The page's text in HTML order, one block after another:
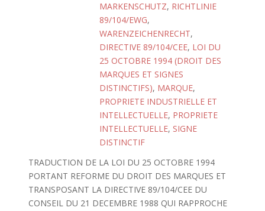
MARKENSCHUTZ, RICHTLINIE
89/104/EWG,
WARENZEICHENRECHT,
DIRECTIVE 89/104/CEE, LOI DU
25 OCTOBRE 1994 (DROIT DES
MARQUES ET SIGNES
DISTINCTIFS), MARQUE,
PROPRIETE INDUSTRIELLE ET
INTELLECTUELLE, PROPRIETE
INTELLECTUELLE, SIGNE
DISTINCTIF
TRADUCTION DE LA LOI DU 25 OCTOBRE 1994
PORTANT REFORME DU DROIT DES MARQUES ET
TRANSPOSANT LA DIRECTIVE 89/104/CEE DU
CONSEIL DU 21 DECEMBRE 1988 QUI RAPPROCHE